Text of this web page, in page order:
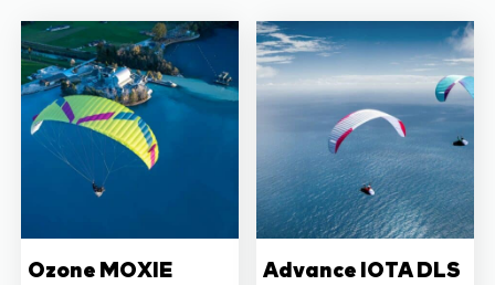
Ozone MOXIE Advance IOTA DLS